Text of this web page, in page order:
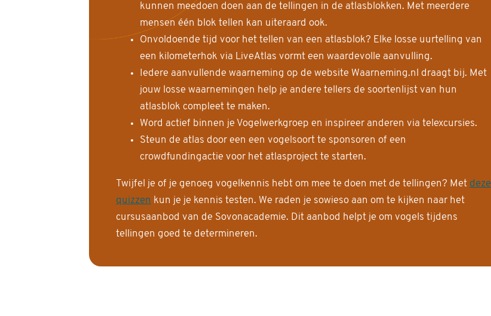
kunnen meedoen doen aan de tellingen in de atlasblokken. Met meerdere
mensen één blok tellen kan uiteraard ook.
Onvoldoende tijd voor het tellen van een atlasblok? Elke losse uurtelling van
een kilometerhok via LiveAtlas vormt een waardevolle aanvulling.
Iedere aanvullende waarneming op de website Waarneming.nl draagt bij. Met
jouw losse waarnemingen help je andere tellers de soortenlijst van hun
atlasblok compleet te maken.
Word actief binnen je Vogelwerkgroep en inspireer anderen via telexcursies.
Steun de atlas door een een vogelsoort te sponsoren of een
crowdfundingactie voor het atlasproject te starten.
Twijfel je of je genoeg vogelkennis hebt om mee te doen met de tellingen? Met deze
quizzen kun je je kennis testen. We raden je sowieso aan om te kijken naar het
cursusaanbod van de Sovonacademie. Dit aanbod helpt je om vogels tijdens
tellingen goed te determineren.